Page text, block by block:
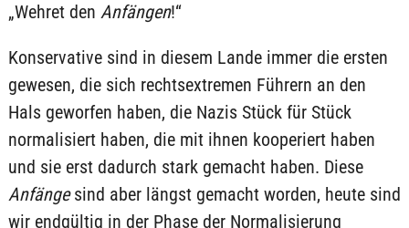
„Wehret den Anfängen!“
Konservative sind in diesem Lande immer die ersten
gewesen, die sich rechtsextremen Führern an den
Hals geworfen haben, die Nazis Stück für Stück
normalisiert haben, die mit ihnen kooperiert haben
und sie erst dadurch stark gemacht haben. Diese
Anfängesind aber längst gemacht worden, heute sind
wir endgültig in der Phase der Normalisierung